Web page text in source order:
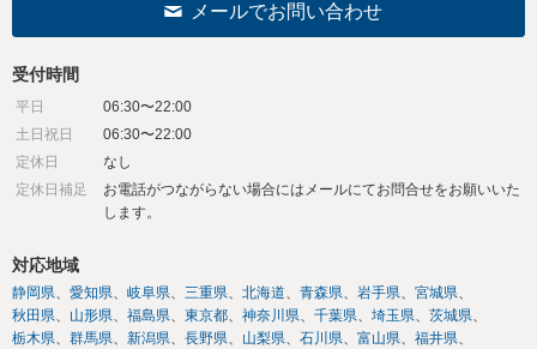
メールでお問い合わせ
受付時間
平日
06:30〜22:00
土日祝日
06:30〜22:00
定休日
なし
定休日補足
お電話がつながらない場合にはメールにてお問合せをお願いいた
します。
対応地域
静岡県 愛知県 岐阜県 三重県 北海道 青森県 岩手県
宮城県
秋田県
山形県 福島県 東京都 神奈川県 千葉県 埼玉県
茨城県
栃木県
群馬県 新潟県 長野県 山梨県 石川県 富山県
福井県